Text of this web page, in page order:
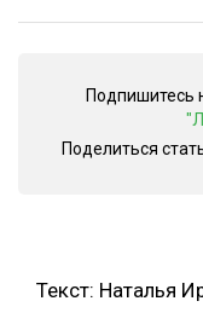
ЛЕСНОЕ
ОБРАБОТКА
ЦИФРОВАЯ СРЕДА
ЛОГИСТИКА
Текст: Наталья
Подпишитесь
Поделиться